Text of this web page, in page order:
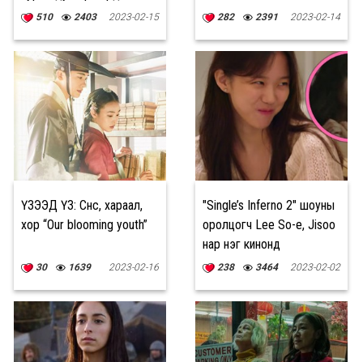
нээлтээ хийнэ
510 2403 2023-02-15 282 2391 2023-02-14
ҮЗЭЭД ҮЗ: Сүнс, хараал,
хор “Our blooming youth”
30 1639 2023-02-16
"Single’s Inferno 2" шоуны
оролцогч Lee So-e, Jisoo
нар нэг кинонд
238 3464 2023-02-02